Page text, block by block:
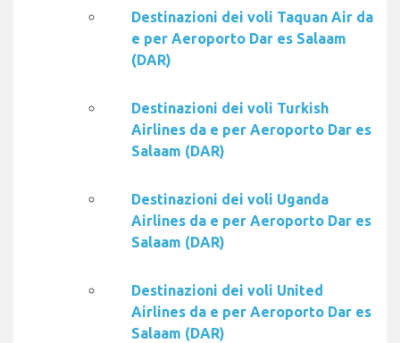
Destinazioni dei voli Taquan Air da
e per Aeroporto Dar es Salaam
(DAR)
Destinazioni dei voli Turkish
Airlines da e per Aeroporto Dar es
Salaam (DAR)
Destinazioni dei voli Uganda
Airlines da e per Aeroporto Dar es
Salaam (DAR)
Destinazioni dei voli United
Airlines da e per Aeroporto Dar es
Salaam (DAR)